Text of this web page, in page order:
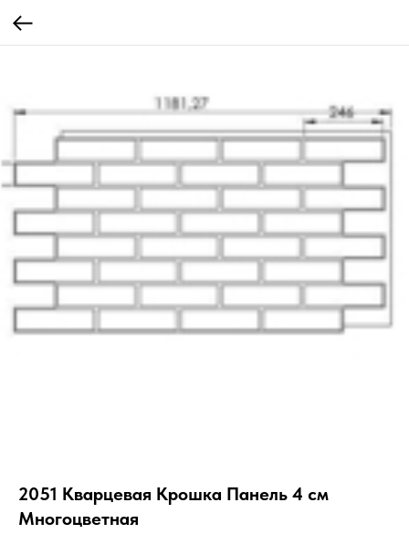
2051 Кварцевая Крошка Панель 4 см
Многоцветная